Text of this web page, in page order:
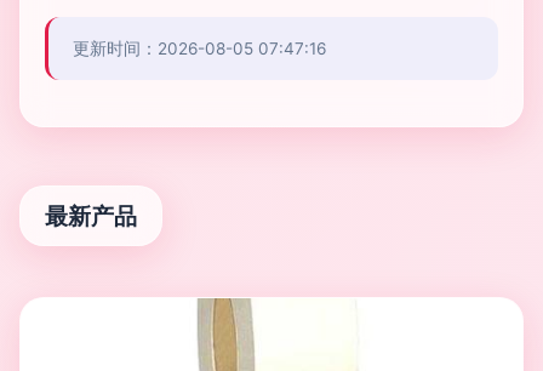
更新时间：2026-08-05 07:47:16
最新产品